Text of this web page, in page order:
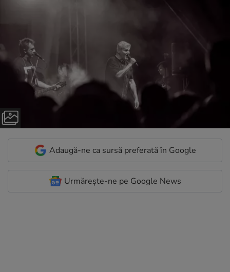
Adaugă-ne ca sursă preferată în Google
Urmărește-ne pe Google News